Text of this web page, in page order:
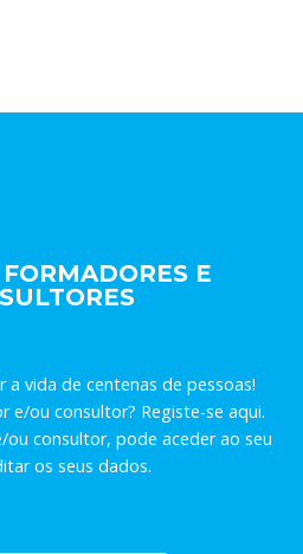
E
a vida de centenas de pessoas!
e/ou consultor? Registe-se aqui.
consultor, pode aceder ao seu
os seus dados.